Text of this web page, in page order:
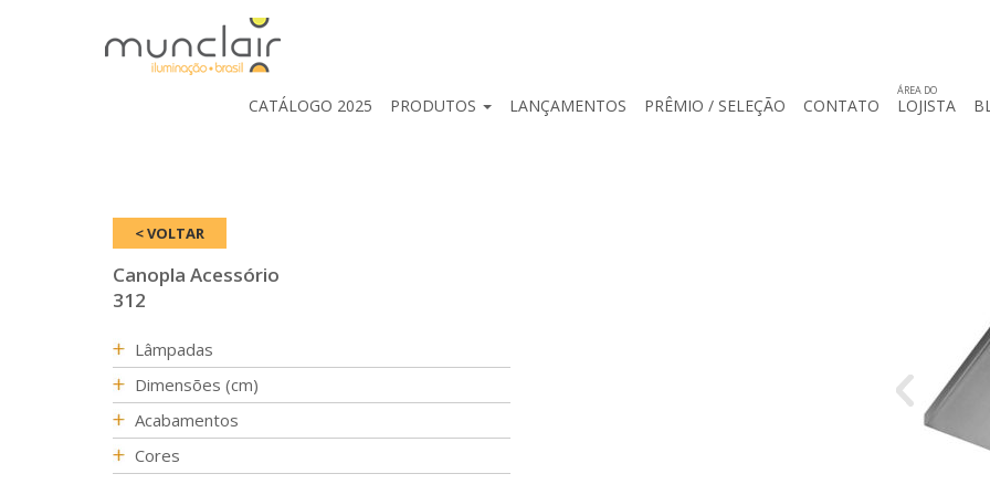
CATÁLOGO 2025 PRODUTOS LANÇAMENTOS PRÊMIO / SELEÇÃO CONTATO
ÁREA DO
LOJISTA
< VOLTAR
Canopla Acessório
312
Lâmpadas
Dimensões (cm)
Acabamentos
Cores